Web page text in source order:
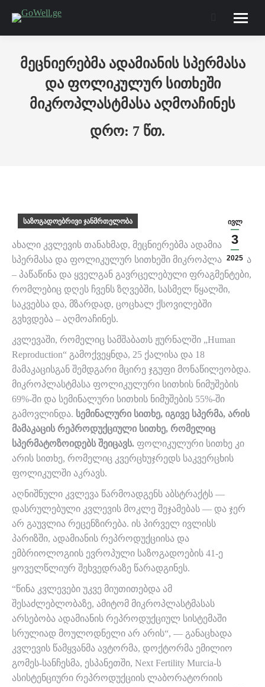
Search:
მეცნიერებმა ადამიანის სპერმასა
და ფოლიკულურ სითხეში
მიკროპლასტმასა აღმოაჩინეს
ივლ
3
2025
საზოგადოებრივი ჯანმრთელობა
ახალი კვლევის თანახმად, მეცნიერებმა ადამიანის
სპერმასა და ფოლიკულურ სითხეში მიკროპლასტმასა
– პაწაწინა და ყველგან გავრცელებული ფრაგმენტები,
რომლებიც დღეს ჩვენს ზღვებში, სასმელ წყალში,
საკვებსა და, მზარდად, ცოცხალ ქსოვილებში
გვხვდება – აღმოაჩინეს.
კვლევაში, რომელიც სამშაბათს ჟურნალში „Human
Reproduction“ გამოქვეყნდა, 25 ქალისა და 18
მამაკაცისგან შემდგარი მცირე ჯგუფი მონაწილეობდა.
მიკროპლასტმასა ფოლიკულური სითხის ნიმუშების
69%-ში და სემინალური სითხის ნიმუშების 55%-ში
გამოვლინდა. სემინალური სითხე, იგივე სპერმა, არის
მამაკაცის რეპროდუქციული სითხე, რომელიც
სპერმატოზოიდებს შეიცავს. ფოლიკულური სითხე კი
არის სითხე, რომელიც კვერცხუჯრედს საკვერცხის
ფოლიკულში აკრავს.
აღნიშნული კვლევა წარმოადგენს აბსტრაქტს —
დასრულებული კვლევის მოკლე შეჯამებას — და ჯერ
არ გაუვლია რეცენზირება. ის პირველ ივლისს
პარიზში, ადამიანის რეპროდუქციისა და
ემბრიოლოგიის ევროპული საზოგადოების 41-ე
ყოველწლიურ შეხვედრაზე წარადგინეს.
“წინა კვლევები უკვე მიუთითებდა ამ
შესაძლებლობაზე, ამიტომ მიკროპლასტმასას
არსებობა ადამიანის რეპროდუქციულ სისტემაში
სრულიად მოულოდნელი არ არის“, — განაცხადა
კვლევის წამყვანმა ავტორმა, დოქტორმა ემილიო
გომეს-სანჩესმა, ესპანეთში, Next Fertility Murcia-ს
ასისტენციური რეპროდუქციის ლაბორატორიის